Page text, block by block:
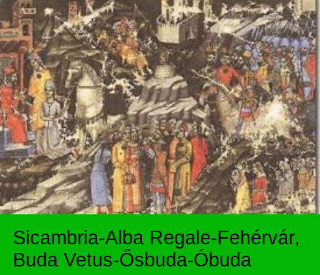
Sicambria-Alba Regale-Fehérvár,
Buda Vetus-Ősbuda-Óbuda